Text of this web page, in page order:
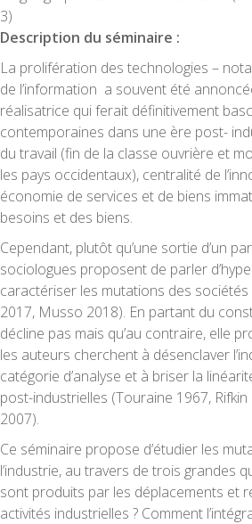
3)
Description du séminaire :
La prolifération des technologies –
de l’information a souvent été
réalisatrice qui ferait définitivement
contemporaines dans une ère post-
du travail (fin de la classe ouvrière et
les pays occidentaux), centralité de
économie de services et de biens
besoins et des biens.
Cependant, plutôt qu’une sortie d’un
sociologues proposent de parler
caractériser les mutations des
2017, Musso 2018). En partant du
décline pas mais qu’au contraire, elle
les auteurs cherchent à désenclaver
catégorie d’analyse et à briser la
post-industrielles (Touraine 1967,
2007).
Ce séminaire propose d’étudier les
l’industrie, au travers de trois grandes
sont produits par les déplacements et
activités industrielles ? Comment